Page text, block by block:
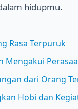
hidupmu.
Rasa Terpuruk
Mengakui
dari Orang
Hobi dan